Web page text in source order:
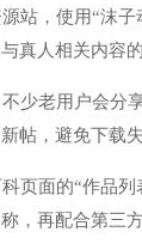
站，使用“沫
真人相关内容的
少老用户会分
帖，避免下载失
页面的“作品
，再配合第三